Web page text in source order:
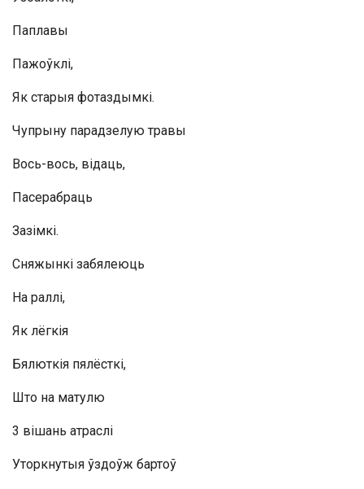
Паплавы
Пажоўклі,
Як старыя фотаздымкі.
Чупрыну парадзелую травы
Вось-вось, відаць,
Пасерабраць
Зазімкі.
Сняжынкі забялеюць
На раллі,
Як лёгкія
Бялюткія пялёсткі,
Што на матулю
3 вішань атраслі
Уторкнутыя ўздоўж бартоў